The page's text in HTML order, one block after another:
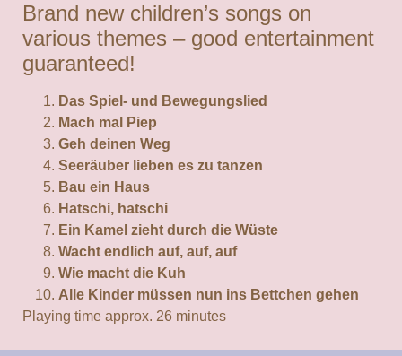
Brand new children’s songs on
various themes – good entertainment
guaranteed!
Das Spiel- und Bewegungslied
Mach mal Piep
Geh deinen Weg
Seeräuber lieben es zu tanzen
Bau ein Haus
Hatschi, hatschi
Ein Kamel zieht durch die Wüste
Wacht endlich auf, auf, auf
Wie macht die Kuh
Alle Kinder müssen nun ins Bettchen gehen
Playing time approx. 26 minutes